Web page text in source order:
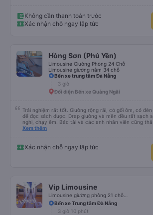
5&#39;9&quot; và có thể làm như vậy với bàn chân
đèn và lỗ thông hơi. Việc lái xe rất an toàn và có hai
giúp chúng tôi cũng cảm thấy an toàn. Chúng tôi dừng
Họ đã tìm thấy chúng và sắp xếp một nhà trọ gần đó
chúng để chúng tôi có thể đến đón bất cứ lúc nào
rất ấn tượng, sẽ đặt lại với họ.
Không cần thanh toán trước
Xác nhận chỗ ngay lập tức
Hồng Sơn (Phú Yên)
Limousine Giường Phòng 24 Chỗ
Limousine giường nằm 34 chỗ
Bến xe trung tâm Đà Nẵng
3 giờ
Đối diện Bến xe Quảng Ngãi
Trải nghiệm rất tốt. Giường rộng rãi, có gối ôm, có
để đọc sách được. Drap giường và mền đều rất sạch
nghi, chạy êm. Bác tài và các anh nhân viên cũng
trung chuyển về nội thành thành phố tuy hoà rất tiện.
Xem thêm
Xác nhận chỗ ngay lập tức
Vip Limousine
Bến xe Trung tâm Đà Nẵng
3 giờ 10 phút